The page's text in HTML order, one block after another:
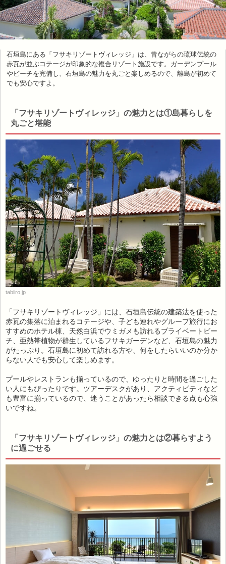
石垣島にある「フサキリゾートヴィレッジ」は、昔ながらの琉球伝統の
赤瓦が並ぶコテージが印象的な複合リゾート施設です。ガーデンプール
やビーチを完備し、石垣島の魅力を丸ごと楽しめるので、離島が初めて
でも安心ですよ。
「フサキリゾートヴィレッジ」の魅力とは①島暮らしを
丸ごと堪能
tabiiro.jp
「フサキリゾートヴィレッジ」には、石垣島伝統の建築法を使った
赤瓦の集落に泊まれるコテージや、子ども連れやグループ旅行にお
すすめのホテル棟、天然白浜でウミガメも訪れるプライベートビー
チ、亜熱帯植物が群生しているフサキガーデンなど、石垣島の魅力
がたっぷり。石垣島に初めて訪れる方や、何をしたらいいのか分か
らない人でも安心して楽しめます。
プールやレストランも揃っているので、ゆったりと時間を過ごした
い人にもぴったりです。ツアーデスクがあり、アクティビティなど
も豊富に揃っているので、迷うことがあったら相談できる点も心強
いですね。
「フサキリゾートヴィレッジ」の魅力とは②暮らすよう
に過ごせる